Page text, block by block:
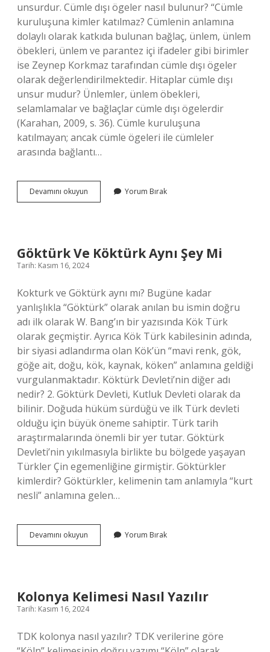
unsurdur. Cümle dışı ögeler nasıl bulunur? “Cümle
kuruluşuna kimler katılmaz? Cümlenin anlamına
dolaylı olarak katkıda bulunan bağlaç, ünlem, ünlem
öbekleri, ünlem ve parantez içi ifadeler gibi birimler
ise Zeynep Korkmaz tarafından cümle dışı ögeler
olarak değerlendirilmektedir. Hitaplar cümle dışı
unsur mudur? Ünlemler, ünlem öbekleri,
selamlamalar ve bağlaçlar cümle dışı ögelerdir
(Karahan, 2009, s. 36). Cümle kuruluşuna
katılmayan; ancak cümle ögeleri ile cümleler
arasında bağlantı…
Devamını okuyun Ünlemler
Cümle
Yorum Bırak
Göktürk Ve Köktürk Aynı Şey Mi
Tarih: Kasım 16, 2024
Kokturk ve Göktürk aynı mı? Bugüne kadar
yanlışlıkla “Göktürk” olarak anılan bu ismin doğru
adı ilk olarak W. Bang’ın bir yazısında Kök Türk
olarak geçmiştir. Ayrıca Kök Türk kabilesinin adında,
bir siyasi adlandırma olan Kök’ün “mavi renk, gök,
göğe ait, doğu, kök, kaynak, köken” anlamına geldiği
vurgulanmaktadır. Köktürk Devleti’nin diğer adı
nedir? 2. Göktürk Devleti, Kutluk Devleti olarak da
bilinir. Doğuda hüküm sürdüğü ve ilk Türk devleti
olduğu için büyük öneme sahiptir. Türk tarih
araştırmalarında önemli bir yer tutar. Göktürk
Devleti’nin yıkılmasıyla birlikte bu bölgede yaşayan
Türkler Çin egemenliğine girmiştir. Göktürkler
kimlerdir? Göktürkler, kelimenin tam anlamıyla “kurt
nesli” anlamına gelen…
Devamını okuyun Göktürk
Ve
Yorum Bırak
Kolonya Kelimesi Nasıl Yazılır
Tarih: Kasım 16, 2024
TDK kolonya nasıl yazılır? TDK verilerine göre